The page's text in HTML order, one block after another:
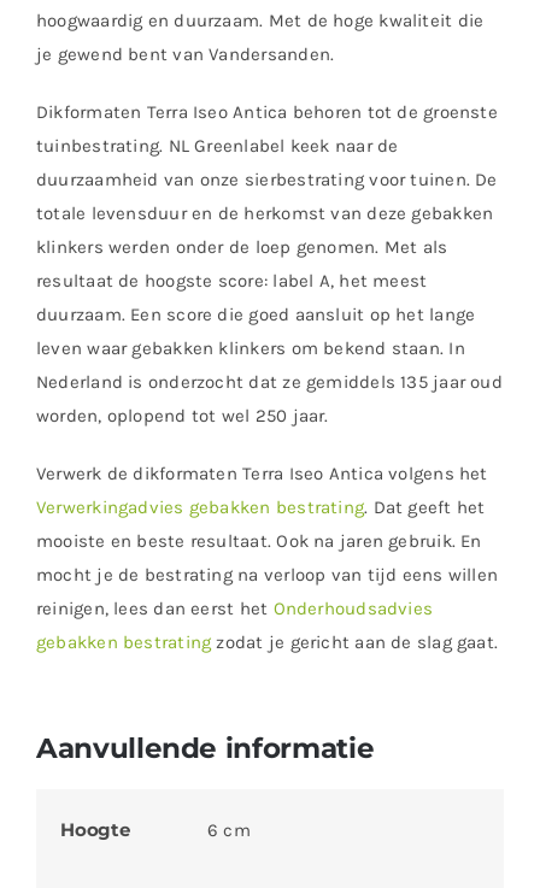
hoogwaardig en duurzaam. Met de hoge kwaliteit die
je gewend bent van Vandersanden.
Dikformaten Terra Iseo Antica behoren tot de groenste
tuinbestrating. NL Greenlabel keek naar de
duurzaamheid van onze sierbestrating voor tuinen. De
totale levensduur en de herkomst van deze gebakken
klinkers werden onder de loep genomen. Met als
resultaat de hoogste score: label A, het meest
duurzaam. Een score die goed aansluit op het lange
leven waar gebakken klinkers om bekend staan. In
Nederland is onderzocht dat ze gemiddels 135 jaar oud
worden, oplopend tot wel 250 jaar.
Verwerk de dikformaten Terra Iseo Antica volgens het
Verwerkingadvies gebakken bestrating. Dat geeft het
mooiste en beste resultaat. Ook na jaren gebruik. En
mocht je de bestrating na verloop van tijd eens willen
reinigen, lees dan eerst het Onderhoudsadvies
gebakken bestrating zodat je gericht aan de slag gaat.
Aanvullende informatie
Hoogte 6 cm